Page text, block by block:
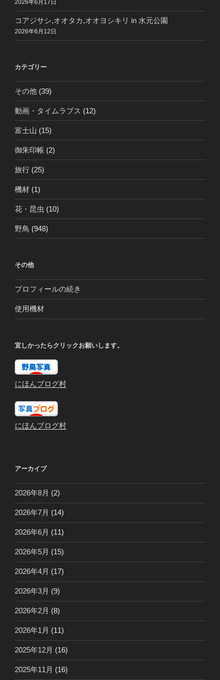
2026年6月17日
コアジサシ,オオタカ,オオヨシキリ in 水元公園
2026年6月12日
カテゴリー
その他 (39)
動画・タイムラプス (12)
富士山 (15)
御朱印帳 (2)
旅行 (25)
機材 (1)
花・昆虫 (10)
野鳥 (948)
その他
プロフィールの続き
使用機材
宜しかったらクリックお願いします。
にほんブログ村
にほんブログ村
アーカイブ
2026年8月 (2)
2026年7月 (14)
2026年6月 (11)
2026年5月 (15)
2026年4月 (17)
2026年3月 (9)
2026年2月 (8)
2026年1月 (11)
2025年12月 (16)
2025年11月 (16)